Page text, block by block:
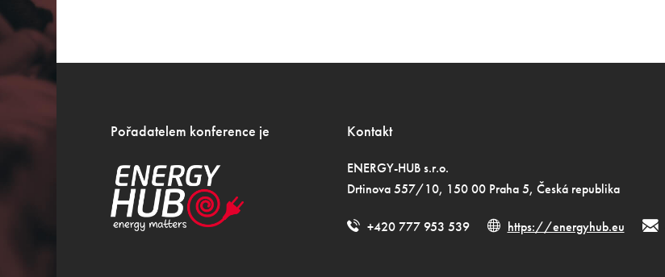
Pořadatelem konference je Kontakt
ENERGY-HUB s.r.o.
Drtinova 557/10, 150 00 Praha 5, Česká republika
+420 777 953 539 https://energyhub.eu